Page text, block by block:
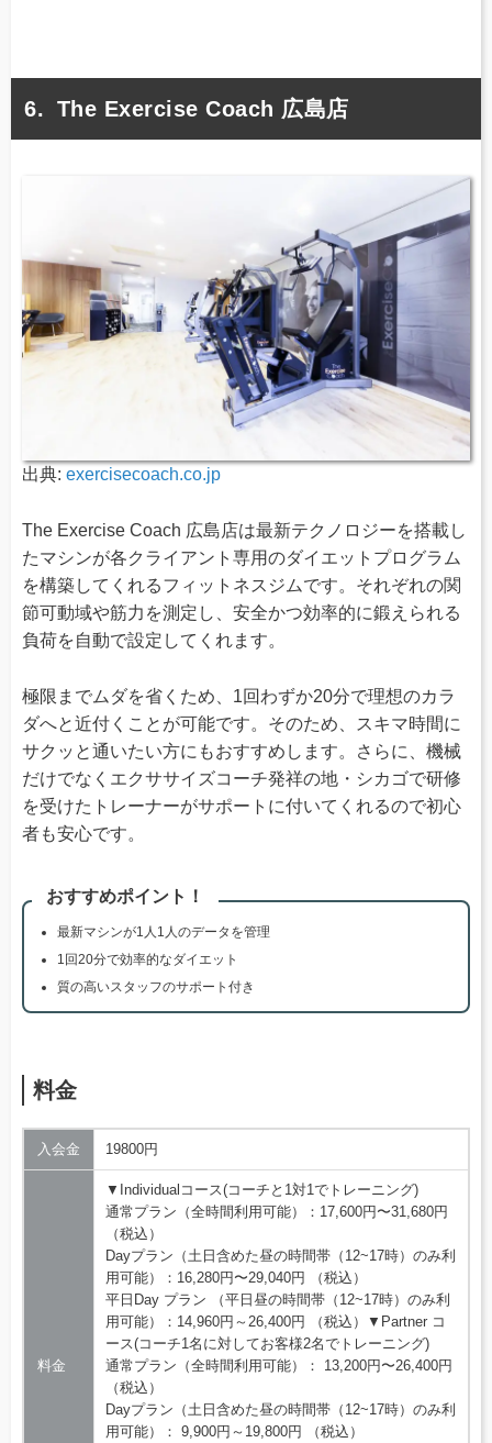
The Exercise Coach 広島店
出典: exercisecoach.co.jp
The Exercise Coach 広島店は最新テクノロジーを搭載し
たマシンが各クライアント専用のダイエットプログラム
を構築してくれるフィットネスジムです。それぞれの関
節可動域や筋力を測定し、安全かつ効率的に鍛えられる
負荷を自動で設定してくれます。
極限までムダを省くため、1回わずか20分で理想のカラ
ダへと近付くことが可能です。そのため、スキマ時間に
サクッと通いたい方にもおすすめします。さらに、機械
だけでなくエクササイズコーチ発祥の地・シカゴで研修
を受けたトレーナーがサポートに付いてくれるので初心
者も安心です。
おすすめポイント！
最新マシンが1人1人のデータを管理
1回20分で効率的なダイエット
質の高いスタッフのサポート付き
料金
入会金 19800円
料金
▼Individualコース(コーチと1対1でトレーニング)
通常プラン（全時間利用可能）：17,600円〜31,680円
（税込）
Dayプラン（土日含めた昼の時間帯（12~17時）のみ利
用可能）：16,280円〜29,040円 （税込）
平日Day プラン （平日昼の時間帯（12~17時）のみ利
用可能）：14,960円～26,400円 （税込）▼Partner コ
ース(コーチ1名に対してお客様2名でトレーニング)
通常プラン（全時間利用可能）： 13,200円〜26,400円
（税込）
Dayプラン（土日含めた昼の時間帯（12~17時）のみ利
用可能）： 9,900円～19,800円 （税込）